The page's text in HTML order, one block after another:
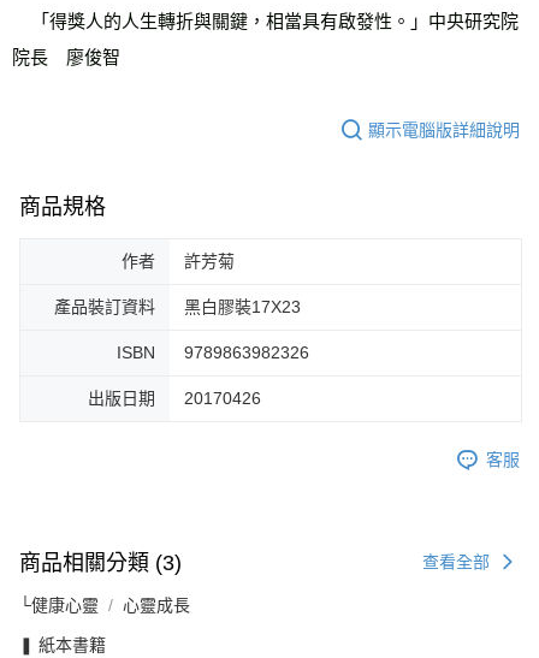
院長　廖俊智
顯示電腦版詳細說明
商品規格
作者 許芳菊
產品裝訂資料 黑白膠裝17X23
ISBN 9789863982326
出版日期 20170426
客服
商品相關分類 (3) 查看全部
└健康心靈 心靈成長
❚ 紙本書籍